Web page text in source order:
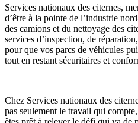
Services nationaux des citernes,
d’être à la pointe de l’industrie
des camions et du nettoyage des
services d’inspection, de
pour que vos parcs de véhicules
tout en restant sécuritaires et
Chez Services nationaux des
pas seulement le travail qui